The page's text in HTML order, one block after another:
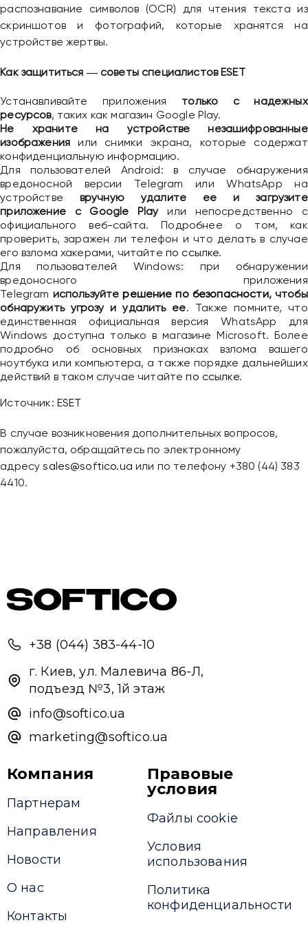
распознавание символов (OCR) для чтения текста из
скриншотов и фотографий, которые хранятся на
устройстве жертвы.
Как защититься ― советы специалистов ESET
Устанавливайте приложения только с надежных
ресурсов, таких как магазин Google Play.
Не храните на устройстве незашифрованные
изображения или снимки экрана, которые содержат
конфиденциальную информацию.
Для пользователей Android: в случае обнаружения
вредоносной версии Telegram или WhatsApp на
устройстве вручную удалите ее и загрузите
приложение с Google Playили непосредственно с
официального веб-сайта. Подробнее о том, как
проверить, заражен ли телефон и что делать в случае
его взлома хакерами, читайте по ссылке.
Для пользователей Windows: при обнаружении
вредоносного приложения
Telegram используйтерешение по безопасности, чтобы
обнаружить угрозу и удалить ее. Также помните, что
единственная официальная версия WhatsApp для
Windows доступна только в магазине Microsoft. Более
подробно об основных признаках взлома вашего
ноутбука или компьютера, а также порядке дальнейших
действий в таком случае читайтепо ссылке.
Источник: ESET
В случае возникновения дополнительных вопросов,
пожалуйста, обращайтесь по электронному
адресуsales@softico.ua или по телефону +380 (44) 383
4410.
+38 (044) 383-44-10
г. Киев, ул. Малевича 86-Л,
подъезд №3, 1й этаж
info@softico.ua
marketing@softico.ua
Компания
Партнерам
Направления
Новости
О нас
Контакты
Правовые
условия
Файлы cookie
Условия
использования
Политика
конфиденциальности
Привіт 👋, чим тобі допомогти?
Ми зазвичай відповідаємо дуже швидко
Надіслати повідомлення